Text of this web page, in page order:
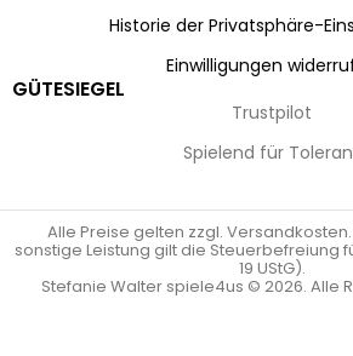
Historie der Privatsphäre-
Einwilligungen
GÜTESIEGEL
Trustpilot
Spielend für
Alle Preise gelten zzgl.
sonstige Leistung gilt die Steuerbefreiung
19 UStG).
Stefanie Walter spiele4us © 2026. Alle